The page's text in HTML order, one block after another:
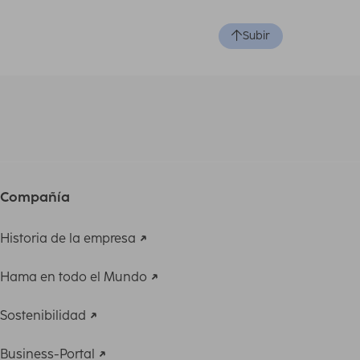
Subir
Compañía
Historia de la empresa
Hama en todo el Mundo
Sostenibilidad
Business-Portal